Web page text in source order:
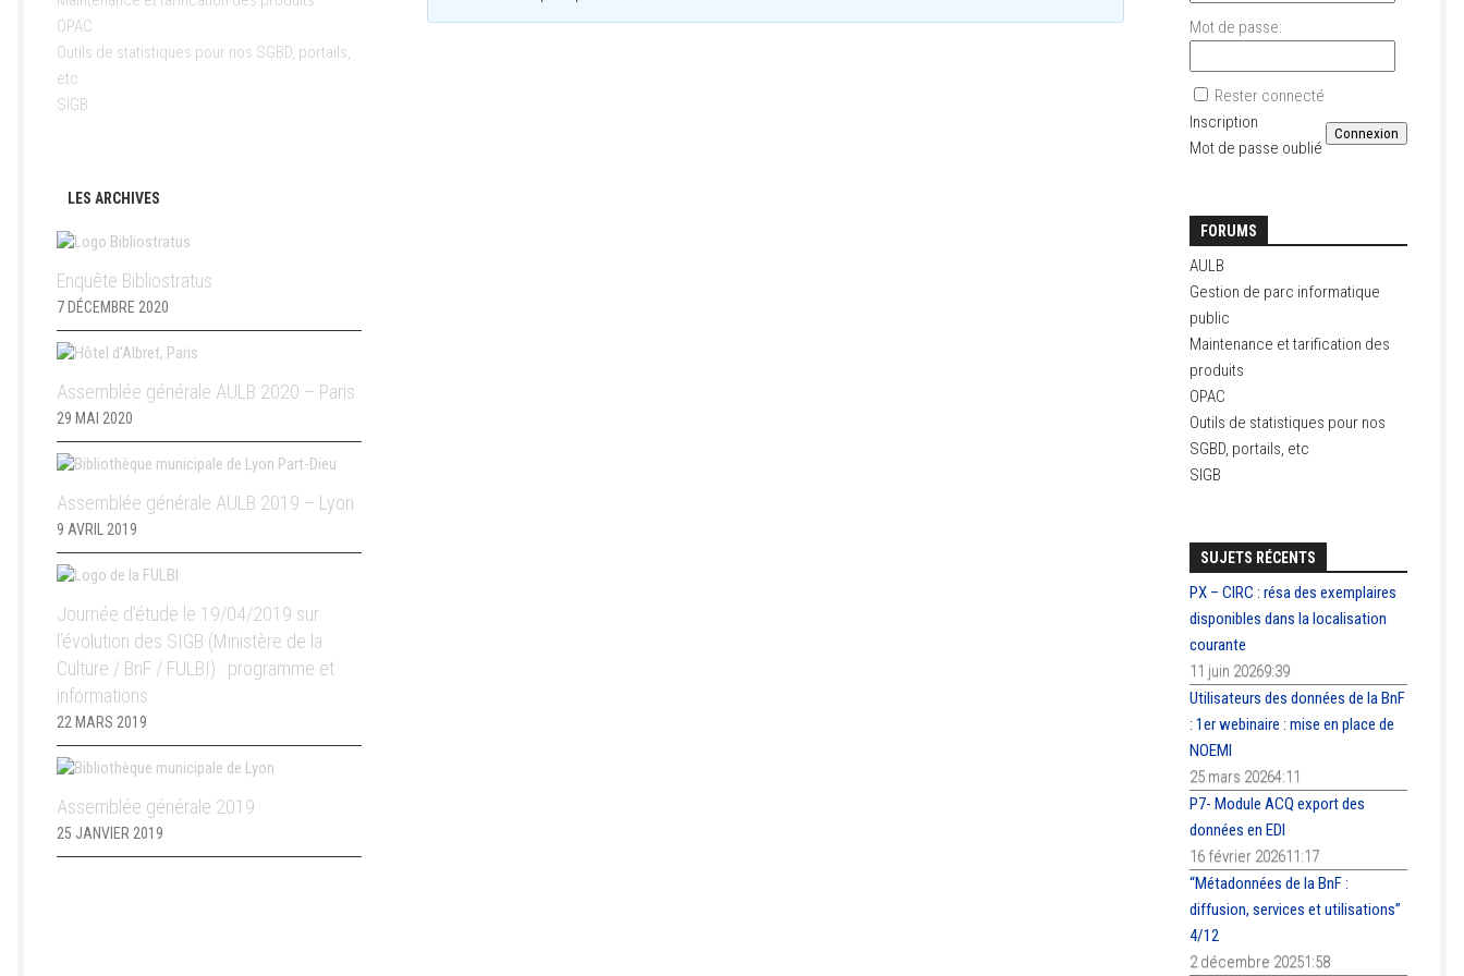
OPAC
Outils de statistiques pour nos SGBD, portails,
etc
SIGB
LES ARCHIVES
Enquête Bibliostratus
7 DÉCEMBRE 2020
Assemblée générale AULB 2020 – Paris
29 MAI 2020
Assemblée générale AULB 2019 – Lyon
9 AVRIL 2019
Journée d’étude le 19/04/2019 sur
l’évolution des SIGB (Ministère de la
Culture / BnF / FULBI) : programme et
informations
22 MARS 2019
Assemblée générale 2019
25 JANVIER 2019
Mot de passe:
Rester connecté
Connexion
Inscription
Mot de passe oublié
FORUMS
AULB
Gestion de parc informatique
public
Maintenance et tarification des
produits
OPAC
Outils de statistiques pour nos
SGBD, portails, etc
SIGB
SUJETS RÉCENTS
PX – CIRC : résa des exemplaires
disponibles dans la localisation
courante
11 juin 20269:39
Utilisateurs des données de la BnF
: 1er webinaire : mise en place de
NOEMI
25 mars 20264:11
P7- Module ACQ export des
données en EDI
16 février 202611:17
“Métadonnées de la BnF :
diffusion, services et utilisations”
4/12
2 décembre 20251:58